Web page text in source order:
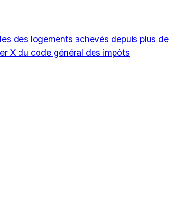
des logements achevés depuis plus de
X du code général des impôts